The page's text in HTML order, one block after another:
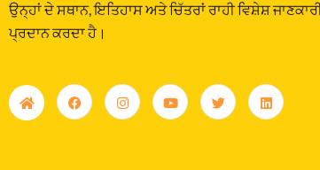
ਉਨ੍ਹਾਂ ਦੇ ਸਥਾਨ, ਇਤਿਹਾਸ ਅਤੇ ਚਿੱਤਰਾਂ ਰਾਹੀ ਵਿਸ਼ੇਸ਼
ਪ੍ਰਦਾਨ ਕਰਦਾ ਹੈ।